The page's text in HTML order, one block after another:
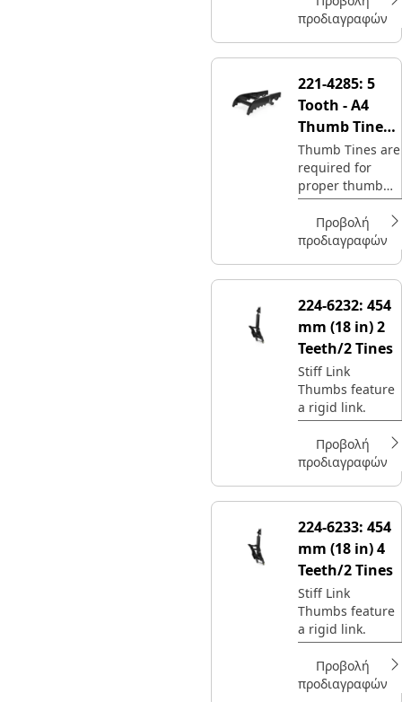
προδιαγραφών
221-4285: 5
Tooth - A4
Thumb Tine
Type
Thumb Tines are
required for
proper thumb
operation.
Προβολή
προδιαγραφών
224-6232: 454
mm (18 in) 2
Teeth/2 Tines
Stiff Link
Thumbs feature
a rigid link.
Προβολή
προδιαγραφών
224-6233: 454
mm (18 in) 4
Teeth/2 Tines
Stiff Link
Thumbs feature
a rigid link.
Προβολή
προδιαγραφών